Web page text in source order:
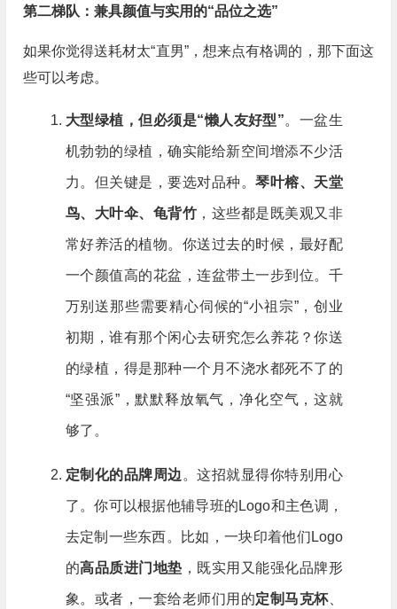
第二梯队：兼具颜值与实用的“品位之选”
如果你觉得送耗材太“直男”，想来点有格调的，那下面这
些可以考虑。
大型绿植，但必须是“懒人友好型”。一盆生
机勃勃的绿植，确实能给新空间增添不少活
力。但关键是，要选对品种。琴叶榕、天堂
鸟、大叶伞、龟背竹 ，这些都是既美观又非
常好养活的植物。你送过去的时候，最好配
一个颜值高的花盆，连盆带土一步到位。千
万别送那些需要精心伺候的“小祖宗”，创业
初期，谁有那个闲心去研究怎么养花？你送
的绿植，得是那种一个月不浇水都死不了的
“坚强派”，默默释放氧气，净化空气，这就
够了。
定制化的品牌周边 。这招就显得你特别用心
了。你可以根据他辅导班的Logo和主色调，
去定制一些东西。比如，一块印着他们Logo
的高品质进门地垫 ，既实用又能强化品牌形
象。或者，一套给老师们用的定制马克杯、